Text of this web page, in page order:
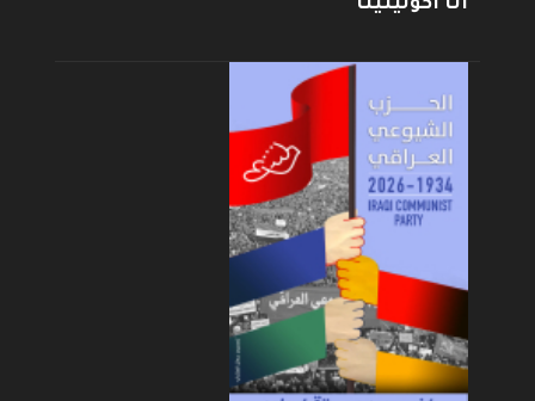
أنا أكولينينا